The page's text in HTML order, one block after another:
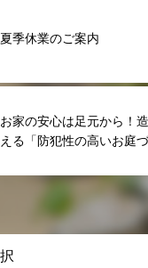
夏季休業のご案内
お家の安心は足元から！
える「防犯性の高いお庭づ